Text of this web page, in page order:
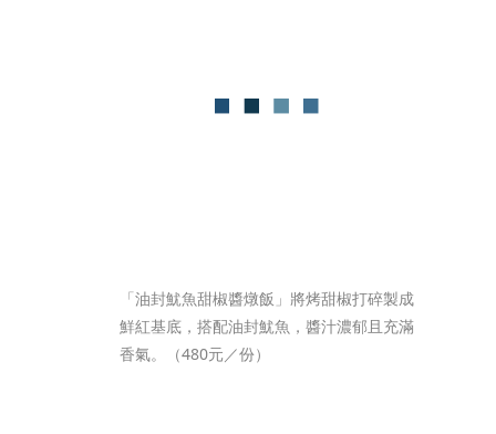
「油封魷魚甜椒醬燉飯」將烤甜椒打碎製成
鮮紅基底，搭配油封魷魚，醬汁濃郁且充滿
香氣。（480元／份）